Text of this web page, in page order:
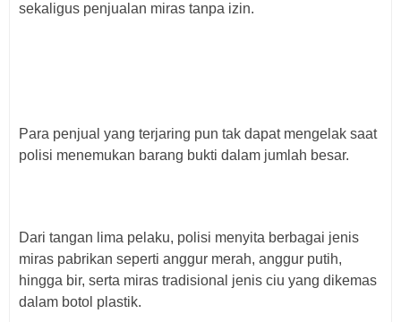
sekaligus penjualan miras tanpa izin.
Para penjual yang terjaring pun tak dapat mengelak saat
polisi menemukan barang bukti dalam jumlah besar.
Dari tangan lima pelaku, polisi menyita berbagai jenis
miras pabrikan seperti anggur merah, anggur putih,
hingga bir, serta miras tradisional jenis ciu yang dikemas
dalam botol plastik.